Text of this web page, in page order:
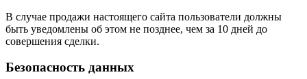
В случае продажи настоящего сайта пользователи должны
быть уведомлены об этом не позднее, чем за 10 дней до
совершения сделки.
Безопасность данных